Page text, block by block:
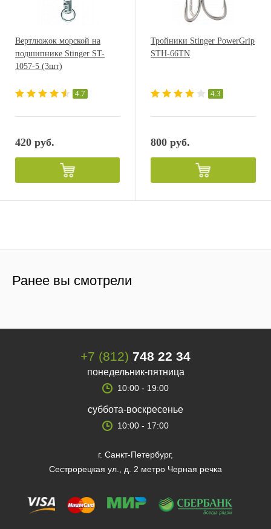
Вертлюжок морской на
подшипнике Stinger ST-
1057-5 (3шт)
4.7
420 руб.
Тройники Stinger PowerGrip
STH-66TN
4.3
800 руб.
Ранее вы смотрели
+7 (812) 748 22 34
понедельник-пятница
10:00 - 19:00
суббота-воскресенье
10:00 - 17:00
г. Санкт-Петербург,
Сестрорецкая ул., д. 2 метро Черная речка